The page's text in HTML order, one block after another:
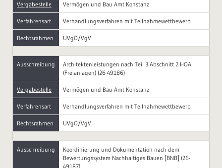
Vergabestelle Vermögen und Bau Amt Konstanz
Verfahrensart Verhandlungsverfahren mit Teilnahmewettbewerb
Rechtsrahmen UVgO/VgV
Ausschreibung
Architektenleistungen nach Teil 3 Abschnitt 2 HOAI
(Freianlagen) (26-49186)
Vergabestelle Vermögen und Bau Amt Konstanz
Verfahrensart Verhandlungsverfahren mit Teilnahmewettbewerb
Rechtsrahmen UVgO/VgV
Ausschreibung
Koordinierung und Dokumentation nach dem
Bewertungssystem Nachhaltiges Bauen [BNB] (26-
49187)